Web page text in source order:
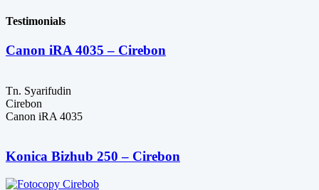
Testimonials
Canon iRA 4035 – Cirebon
Tn. Syarifudin
Cirebon
Canon iRA 4035
Konica Bizhub 250 – Cirebon